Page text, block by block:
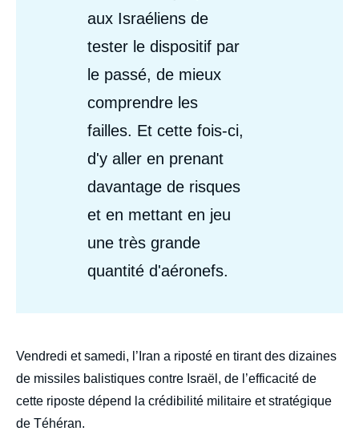
aux Israéliens de
tester le dispositif par
le passé, de mieux
comprendre les
failles. Et cette fois-ci,
d'y aller en prenant
davantage de risques
et en mettant en jeu
une très grande
quantité d'aéronefs.
body
Vendredi et samedi, l’Iran a riposté en tirant des dizaines
de missiles balistiques contre Israël, de l’efficacité de
cette riposte dépend la crédibilité militaire et stratégique
de Téhéran.